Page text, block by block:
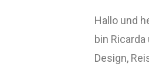
Hallo und
bin
Design,